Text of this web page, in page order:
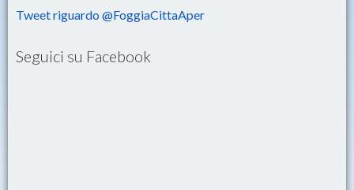
Tweet riguardo @FoggiaCittaAper
Seguici su Facebook